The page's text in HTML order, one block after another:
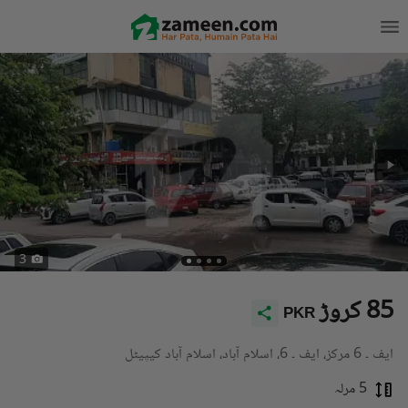
3
PKR 85 کروڑ
ایف ۔ 6 مرکز، ایف ۔ 6، اسلام آباد، اسلام آباد کیپیٹل
5 مرلہ